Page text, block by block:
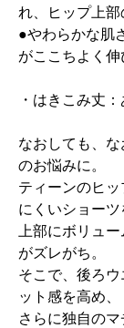
れ、ヒップ上
●やわらかな肌
がここちよく
・はきこみ丈
なおしても、
のお悩みに。
ティーンのヒ
にくいショーツ
上部にボリュ
がズレがち。
そこで、後ろ
ット感を高め、
さらに独自の